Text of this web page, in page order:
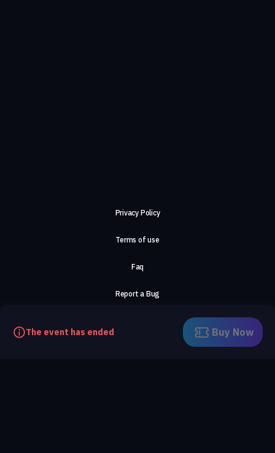
The event has ended Buy Now
Privacy Policy
Terms of use
Faq
Report a Bug